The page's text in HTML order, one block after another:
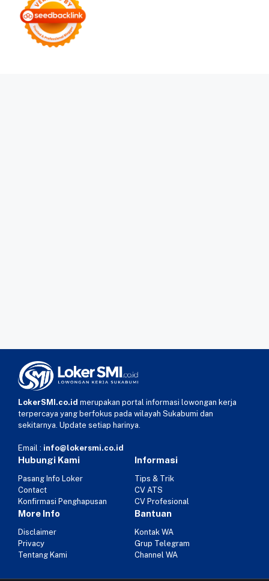
LokerSMI.co.id merupakan portal informasi lowongan kerja
terpercaya yang berfokus pada wilayah Sukabumi dan
sekitarnya. Update setiap harinya.
Email : info@lokersmi.co.id
Hubungi Kami
Pasang Info Loker
Contact
Konfirmasi Penghapusan
Informasi
Tips & Trik
CV ATS
CV Profesional
More Info
Disclaimer
Privacy
Tentang Kami
Bantuan
Kontak WA
Grup Telegram
Channel WA